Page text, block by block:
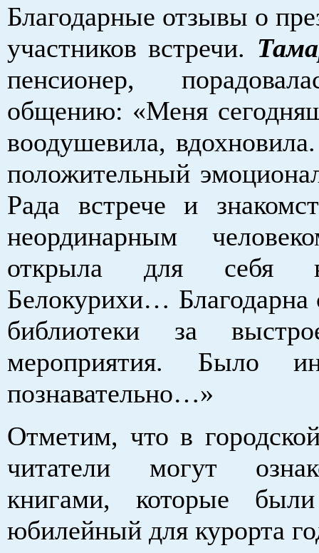
Благодарные отзывы о
участников встречи.
пенсионер,
общению: «Меня
воодушевила,
положительный
Рада встрече и
неординарным
открыла для себя
Белокурихи… Благодарна
библиотеки за
мероприятия. Было
познавательно…»
Отметим, что в
читатели могут
книгами, которые
юбилейный для курорта